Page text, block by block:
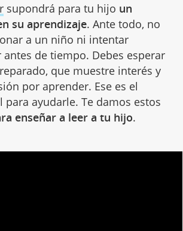
supondrá para tu hijo un
su aprendizaje. Ante todo, no
a un niño ni intentar
de tiempo. Debes esperar
que muestre interés y
por aprender. Ese es el
ayudarle. Te damos estos
enseñar a leer a tu hijo.